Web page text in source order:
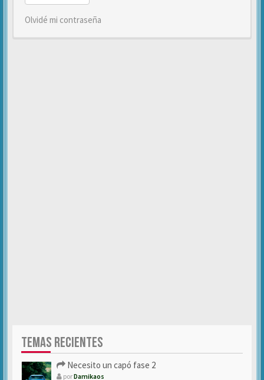
Olvidé mi contraseña
TEMAS RECIENTES
Necesito un capó fase 2
porDamikaos